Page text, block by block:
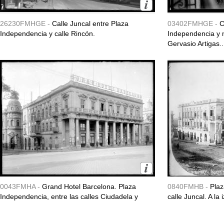
26230FMHGE - Calle Juncal entre Plaza
Independencia y calle Rincón.
03402FMHGE -
Independencia y
Gervasio
0043FMHA - Grand Hotel Barcelona. Plaza
Independencia, entre las calles Ciudadela y
0840FMHB -
calle Juncal. A la